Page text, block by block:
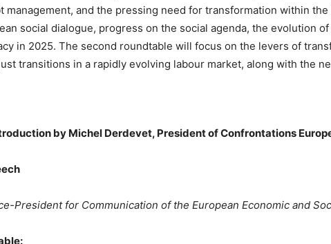
management, and the pressing need for transformation within
social dialogue, progress on the social agenda, the evolution
in 2025. The second roundtable will focus on the levers of
transitions in a rapidly evolving labour market, along with the
by Michel Derdevet, President of Confrontations
President for Communication of the European Economic and